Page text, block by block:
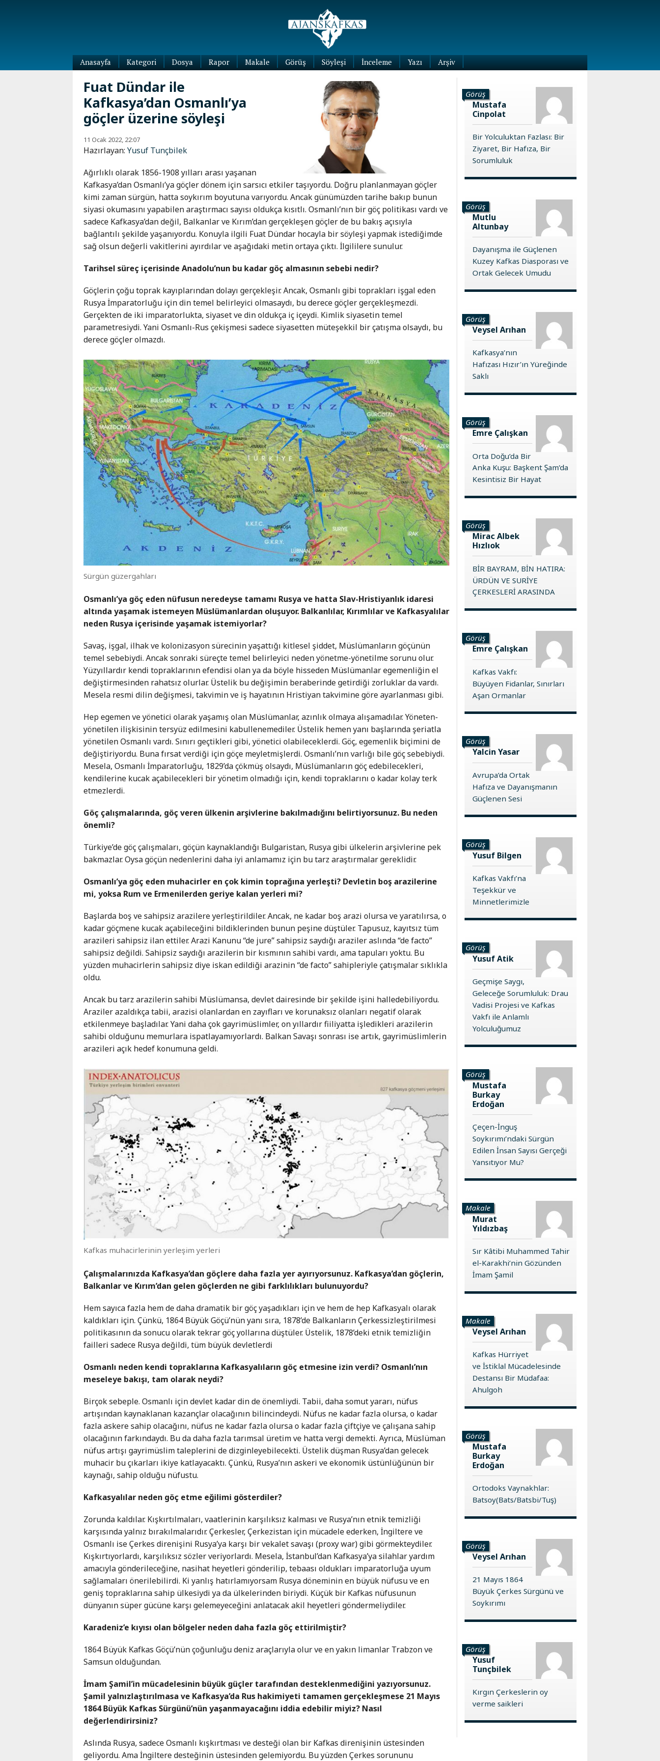
Anasayfa
Kategori
Dünya
Kafkasya
Abhazya
Çeçenya
Dağıstan
Osetya
İnguşetya
Kabardey-
Balkar
Karaçay-
Çerkes
Krasnodar
Kray
Osetya
Stavropol
Kray
Kafkas-
Ötesi
Azerbaycan
Ermenistan
Dosya Rapor Makale Görüş Söyleşi İnceleme
Yazı
Arşiv
Fuat Dündar ile
Kafkasya’dan Osmanlı’ya
göçler üzerine söyleşi
11 Ocak 2022, 22:07
Hazırlayan:Yusuf Tunçbilek
Ağırlıklı olarak 1856-1908 yılları arası yaşanan
Kafkasya’dan Osmanlı’ya göçler dönem için sarsıcı etkiler taşıyordu. Doğru planlanmayan göçler
kimi zaman sürgün, hatta soykırım boyutuna varıyordu. Ancak günümüzden tarihe bakıp bunun
siyasi okumasını yapabilen araştırmacı sayısı oldukça kısıtlı. Osmanlı’nın bir göç politikası vardı ve
sadece Kafkasya’dan değil, Balkanlar ve Kırım’dan gerçekleşen göçler de bu bakış açısıyla
bağlantılı şekilde yaşanıyordu. Konuyla ilgili Fuat Dündar hocayla bir söyleşi yapmak istediğimde
sağ olsun değerli vakitlerini ayırdılar ve aşağıdaki metin ortaya çıktı. İlgililere sunulur.
Tarihsel süreç içerisinde Anadolu’nun bu kadar göç almasının sebebi nedir?
Göçlerin çoğu toprak kayıplarından dolayı gerçekleşir. Ancak, Osmanlı gibi toprakları işgal eden
Rusya İmparatorluğu için din temel belirleyici olmasaydı, bu derece göçler gerçekleşmezdi.
Gerçekten de iki imparatorlukta, siyaset ve din oldukça iç içeydi. Kimlik siyasetin temel
parametresiydi. Yani Osmanlı-Rus çekişmesi sadece siyasetten müteşekkil bir çatışma olsaydı, bu
derece göçler olmazdı.
Sürgün güzergahları
Osmanlı’ya göç eden nüfusun neredeyse tamamı Rusya ve hatta Slav-Hristiyanlık idaresi
altında yaşamak istemeyen Müslümanlardan oluşuyor. Balkanlılar, Kırımlılar ve Kafkasyalılar
neden Rusya içerisinde yaşamak istemiyorlar?
Savaş, işgal, ilhak ve kolonizasyon sürecinin yaşattığı kitlesel şiddet, Müslümanların göçünün
temel sebebiydi. Ancak sonraki süreçte temel belirleyici neden yönetme-yönetilme sorunu olur.
Yüzyıllardır kendi topraklarının efendisi olan ya da böyle hisseden Müslümanlar egemenliğin el
değiştirmesinden rahatsız olurlar. Üstelik bu değişimin beraberinde getirdiği zorluklar da vardı.
Mesela resmi dilin değişmesi, takvimin ve iş hayatının Hristiyan takvimine göre ayarlanması gibi.
Hep egemen ve yönetici olarak yaşamış olan Müslümanlar, azınlık olmaya alışamadılar. Yöneten-
yönetilen ilişkisinin tersyüz edilmesini kabullenemediler. Üstelik hemen yanı başlarında şeriatla
yönetilen Osmanlı vardı. Sınırı geçtikleri gibi, yönetici olabileceklerdi. Göç, egemenlik biçimini de
değiştiriyordu. Buna fırsat verdiği için göçe meyletmişlerdi. Osmanlı’nın varlığı bile göç sebebiydi.
Mesela, Osmanlı İmparatorluğu, 1829’da çökmüş olsaydı, Müslümanların göç edebilecekleri,
kendilerine kucak açabilecekleri bir yönetim olmadığı için, kendi topraklarını o kadar kolay terk
etmezlerdi.
Göç çalışmalarında, göç veren ülkenin arşivlerine bakılmadığını belirtiyorsunuz. Bu neden
önemli?
Türkiye’de göç çalışmaları, göçün kaynaklandığı Bulgaristan, Rusya gibi ülkelerin arşivlerine pek
bakmazlar. Oysa göçün nedenlerini daha iyi anlamamız için bu tarz araştırmalar gereklidir.
Osmanlı’ya göç eden muhacirler en çok kimin toprağına yerleşti? Devletin boş arazilerine
mi, yoksa Rum ve Ermenilerden geriye kalan yerleri mi?
Başlarda boş ve sahipsiz arazilere yerleştirildiler. Ancak, ne kadar boş arazi olursa ve yaratılırsa, o
kadar göçmene kucak açabileceğini bildiklerinden bunun peşine düştüler. Tapusuz, kayıtsız tüm
arazileri sahipsiz ilan ettiler. Arazi Kanunu “de jure” sahipsiz saydığı araziler aslında “de facto”
sahipsiz değildi. Sahipsiz saydığı arazilerin bir kısmının sahibi vardı, ama tapuları yoktu. Bu
yüzden muhacirlerin sahipsiz diye iskan edildiği arazinin “de facto” sahipleriyle çatışmalar sıklıkla
oldu.
Ancak bu tarz arazilerin sahibi Müslümansa, devlet dairesinde bir şekilde işini halledebiliyordu.
Araziler azaldıkça tabii, arazisi olanlardan en zayıfları ve korunaksız olanları negatif olarak
etkilenmeye başladılar. Yani daha çok gayrimüslimler, on yıllardır fiiliyatta işledikleri arazilerin
sahibi olduğunu memurlara ispatlayamıyorlardı. Balkan Savaşı sonrası ise artık, gayrimüslimlerin
arazileri açık hedef konumuna geldi.
Kafkas muhacirlerinin yerleşim yerleri
Çalışmalarınızda Kafkasya’dan göçlere daha fazla yer ayırıyorsunuz. Kafkasya’dan göçlerin,
Balkanlar ve Kırım’dan gelen göçlerden ne gibi farklılıkları bulunuyordu?
Hem sayıca fazla hem de daha dramatik bir göç yaşadıkları için ve hem de hep Kafkasyalı olarak
kaldıkları için. Çünkü, 1864 Büyük Göçü’nün yanı sıra, 1878’de Balkanların Çerkessizleştirilmesi
politikasının da sonucu olarak tekrar göç yollarına düştüler. Üstelik, 1878’deki etnik temizliğin
failleri sadece Rusya değildi, tüm büyük devletlerdi
Osmanlı neden kendi topraklarına Kafkasyalıların göç etmesine izin verdi? Osmanlı’nın
meseleye bakışı, tam olarak neydi?
Birçok sebeple. Osmanlı için devlet kadar din de önemliydi. Tabii, daha somut yararı, nüfus
artışından kaynaklanan kazançlar olacağının bilincindeydi. Nüfus ne kadar fazla olursa, o kadar
fazla askere sahip olacağını, nüfus ne kadar fazla olursa o kadar fazla çiftçiye ve çalışana sahip
olacağının farkındaydı. Bu da daha fazla tarımsal üretim ve hatta vergi demekti. Ayrıca, Müslüman
nüfus artışı gayrimüslim taleplerini de dizginleyebilecekti. Üstelik düşman Rusya’dan gelecek
muhacir bu çıkarları ikiye katlayacaktı. Çünkü, Rusya’nın askeri ve ekonomik üstünlüğünün bir
kaynağı, sahip olduğu nüfustu.
Kafkasyalılar neden göç etme eğilimi gösterdiler?
Zorunda kaldılar. Kışkırtılmaları, vaatlerinin karşılıksız kalması ve Rusya’nın etnik temizliği
karşısında yalnız bırakılmalarıdır. Çerkesler, Çerkezistan için mücadele ederken, İngiltere ve
Osmanlı ise Çerkes direnişini Rusya’ya karşı bir vekalet savaşı (proxy war) gibi görmekteydiler.
Kışkırtıyorlardı, karşılıksız sözler veriyorlardı. Mesela, İstanbul’dan Kafkasya’ya silahlar yardım
amacıyla gönderileceğine, nasihat heyetleri gönderilip, tebaası oldukları imparatorluğa uyum
sağlamaları önerilebilirdi. Ki yanlış hatırlamıyorsam Rusya döneminin en büyük nüfusu ve en
geniş topraklarına sahip ülkesiydi ya da ülkelerinden biriydi. Küçük bir Kafkas nüfusunun
dünyanın süper gücüne karşı gelemeyeceğini anlatacak akil heyetleri göndermeliydiler.
Karadeniz’e kıyısı olan bölgeler neden daha fazla göç ettirilmiştir?
1864 Büyük Kafkas Göçü’nün çoğunluğu deniz araçlarıyla olur ve en yakın limanlar Trabzon ve
Samsun olduğundan.
İmam Şamil’in mücadelesinin büyük güçler tarafından desteklenmediğini yazıyorsunuz.
Şamil yalnızlaştırılmasa ve Kafkasya’da Rus hakimiyeti tamamen gerçekleşmese 21 Mayıs
1864 Büyük Kafkas Sürgünü’nün yaşanmayacağını iddia edebilir miyiz? Nasıl
değerlendirirsiniz?
Aslında Rusya, sadece Osmanlı kışkırtması ve desteği olan bir Kafkas direnişinin üstesinden
geliyordu. Ama İngiltere desteğinin üstesinden gelemiyordu. Bu yüzden Çerkes sorununu
Görüş
Mustafa
Cinpolat
Bir Yolculuktan Fazlası: Bir
Ziyaret, Bir Hafıza, Bir
Sorumluluk
Görüş
Mutlu
Altunbay
Dayanışma ile Güçlenen
Kuzey Kafkas Diasporası ve
Ortak Gelecek Umudu
Görüş
Veysel Arıhan
Kafkasya’nın
Hafızası Hızır’ın Yüreğinde
Saklı
Görüş
Emre Çalışkan
Orta Doğu’da Bir
Anka Kuşu: Başkent Şam’da
Kesintisiz Bir Hayat
Görüş
Mirac Albek
Hızlıok
BİR BAYRAM, BİN HATIRA:
ÜRDÜN VE SURİYE
ÇERKESLERİ ARASINDA
Görüş
Emre Çalışkan
Kafkas Vakfı:
Büyüyen Fidanlar, Sınırları
Aşan Ormanlar
Görüş
Yalcin Yasar
Avrupa’da Ortak
Hafıza ve Dayanışmanın
Güçlenen Sesi
Görüş
Yusuf Bilgen
Kafkas Vakfı’na
Teşekkür ve
Minnetlerimizle
Görüş
Yusuf Atik
Geçmişe Saygı,
Geleceğe Sorumluluk: Drau
Vadisi Projesi ve Kafkas
Vakfı ile Anlamlı
Yolculuğumuz
Görüş
Mustafa
Burkay
Erdoğan
Çeçen-İnguş
Soykırımı’ndaki Sürgün
Edilen İnsan Sayısı Gerçeği
Yansıtıyor Mu?
Makale
Murat
Yıldızbaş
Sır Kâtibi Muhammed Tahir
el-Karakhi’nin Gözünden
İmam Şamil
Makale
Veysel Arıhan
Kafkas Hürriyet
ve İstiklal Mücadelesinde
Destansı Bir Müdafaa:
Ahulgoh
Görüş
Mustafa
Burkay
Erdoğan
Ortodoks Vaynakhlar:
Batsoy(Bats/Batsbi/Tuş)
Görüş
Veysel Arıhan
21 Mayıs 1864
Büyük Çerkes Sürgünü ve
Soykırımı
Görüş
Yusuf
Tunçbilek
Kırgın Çerkeslerin oy
verme saikleri